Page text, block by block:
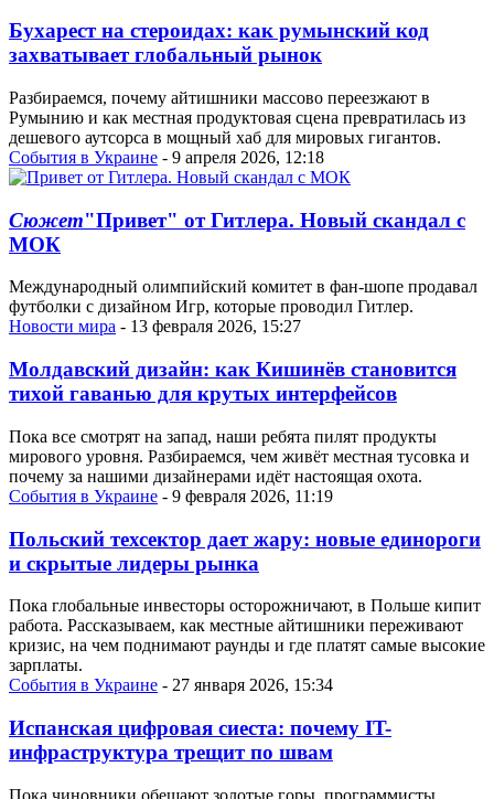
Бухарест на стероидах: как румынский код
захватывает глобальный рынок
Разбираемся, почему айтишники массово переезжают в
Румынию и как местная продуктовая сцена превратилась из
дешевого аутсорса в мощный хаб для мировых гигантов.
События в Украине - 9 апреля 2026, 12:18
Сюжет"Привет" от Гитлера. Новый скандал с
МОК
Международный олимпийский комитет в фан-шопе продавал
футболки с дизайном Игр, которые проводил Гитлер.
Новости мира - 13 февраля 2026, 15:27
Молдавский дизайн: как Кишинёв становится
тихой гаванью для крутых интерфейсов
Пока все смотрят на запад, наши ребята пилят продукты
мирового уровня. Разбираемся, чем живёт местная тусовка и
почему за нашими дизайнерами идёт настоящая охота.
События в Украине - 9 февраля 2026, 11:19
Польский техсектор дает жару: новые единороги
и скрытые лидеры рынка
Пока глобальные инвесторы осторожничают, в Польше кипит
работа. Рассказываем, как местные айтишники переживают
кризис, на чем поднимают раунды и где платят самые высокие
зарплаты.
События в Украине - 27 января 2026, 15:34
Испанская цифровая сиеста: почему IT-
инфраструктура трещит по швам
Пока чиновники обещают золотые горы, программисты